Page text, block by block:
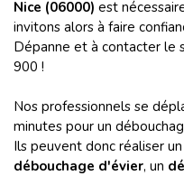
Nice (06000) est
invitons alors à faire
Dépanne et à contacter le
900 !
Nos professionnels se
minutes pour un
Ils peuvent donc réaliser un
débouchage d'évier, un